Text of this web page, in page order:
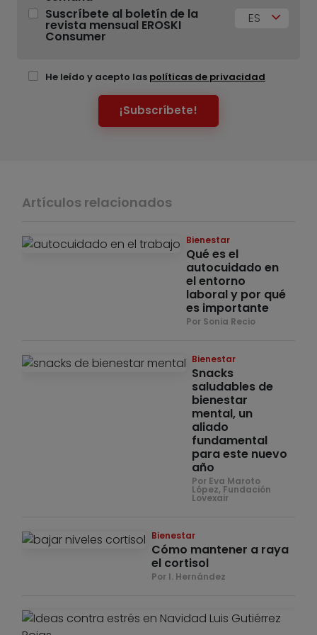
Suscríbete al boletín de la
revista mensual EROSKI
Consumer
ES
He leído y acepto las políticas de privacidad
¡Subscríbete!
Artículos relacionados
Bienestar
Qué es el
autocuidado en
el entorno
laboral y por qué
es importante
Por Sonia Recio
Bienestar
Snacks
saludables de
bienestar
mental, un
aliado
fundamental
para este nuevo
año
Por Eva Maroto
López, Fundación
Lovexair
Bienestar
Cómo mantener a raya
el cortisol
Por I. Hernández